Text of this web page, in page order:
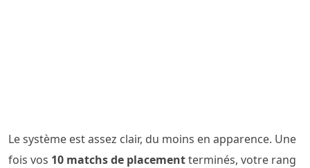
Le système est assez clair, du moins en apparence. Une
fois vos 10 matchs de placementterminés, votre rang